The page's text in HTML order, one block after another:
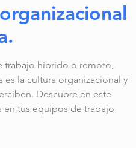
trabajo híbrido o remoto,
la cultura organizacional y
Descubre en este
en tus equipos de trabajo